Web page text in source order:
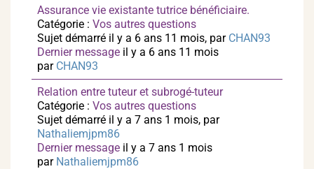
Assurance vie existante tutrice bénéficiaire.
Catégorie : Vos autres questions
Sujet démarré il y a 6 ans 11 mois, par CHAN93
Dernier message il y a 6 ans 11 mois
par CHAN93
Relation entre tuteur et subrogé-tuteur
Catégorie : Vos autres questions
Sujet démarré il y a 7 ans 1 mois, par
Nathaliemjpm86
Dernier message il y a 7 ans 1 mois
par Nathaliemjpm86